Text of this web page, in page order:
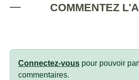
COMMENTEZ
Connectez-vous pour pouvoir
commentaires.